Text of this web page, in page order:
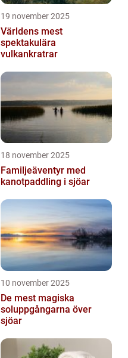
19 november 2025
Världens mest
spektakulära
vulkankratrar
18 november 2025
Familjeäventyr med
kanotpaddling i sjöar
10 november 2025
De mest magiska
soluppgångarna över
sjöar